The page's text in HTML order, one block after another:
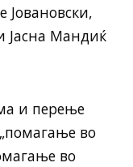
Јасна Мандиќ
и перење
во
во